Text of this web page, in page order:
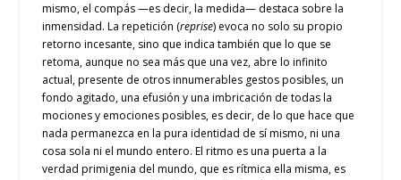
mismo, el compás —es decir, la medida— destaca sobre la
inmensidad. La repetición (reprise) evoca no solo su propio
retorno incesante, sino que indica también que lo que se
retoma, aunque no sea más que una vez, abre lo infinito
actual, presente de otros innumerables gestos posibles, un
fondo agitado, una efusión y una imbricación de todas la
mociones y emociones posibles, es decir, de lo que hace que
nada permanezca en la pura identidad de sí mismo, ni una
cosa sola ni el mundo entero. El ritmo es una puerta a la
verdad primigenia del mundo, que es rítmica ella misma, es